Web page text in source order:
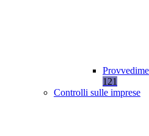
121
Controlli sulle imprese